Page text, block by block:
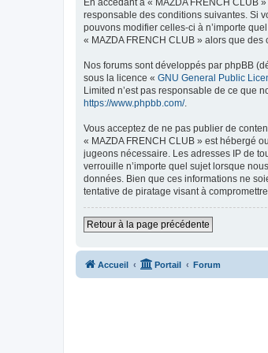
En accédant à « MAZDA FRENCH CLUB
responsable des conditions suivantes. Si
pouvons modifier celles-ci à n’importe
« MAZDA FRENCH CLUB » alors que
Nos forums sont développés par phpBB
sous la licence « GNU General Public
Limited n’est pas responsable de ce que
https://www.phpbb.com/.
Vous acceptez de ne pas publier de
« MAZDA FRENCH CLUB » est hébergé
jugeons nécessaire. Les adresses IP de
verrouille n’importe quel sujet lorsque
données. Bien que ces informations ne
tentative de piratage visant à
Retour à la page précédente
Accueil Portail Forum